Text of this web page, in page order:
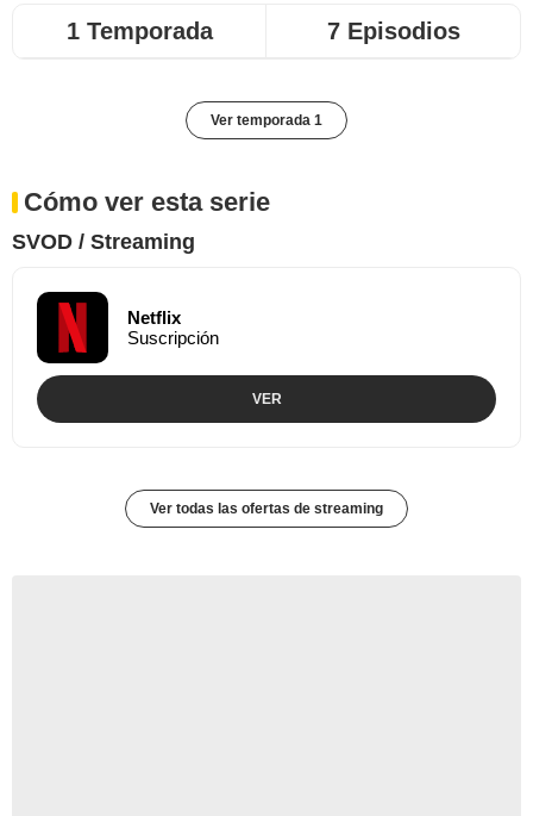
1 Temporada 7 Episodios
Ver temporada 1
Cómo ver esta serie
SVOD / Streaming
Netflix
Suscripción
VER
Ver todas las ofertas de streaming